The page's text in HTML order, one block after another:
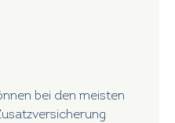
bei den meisten